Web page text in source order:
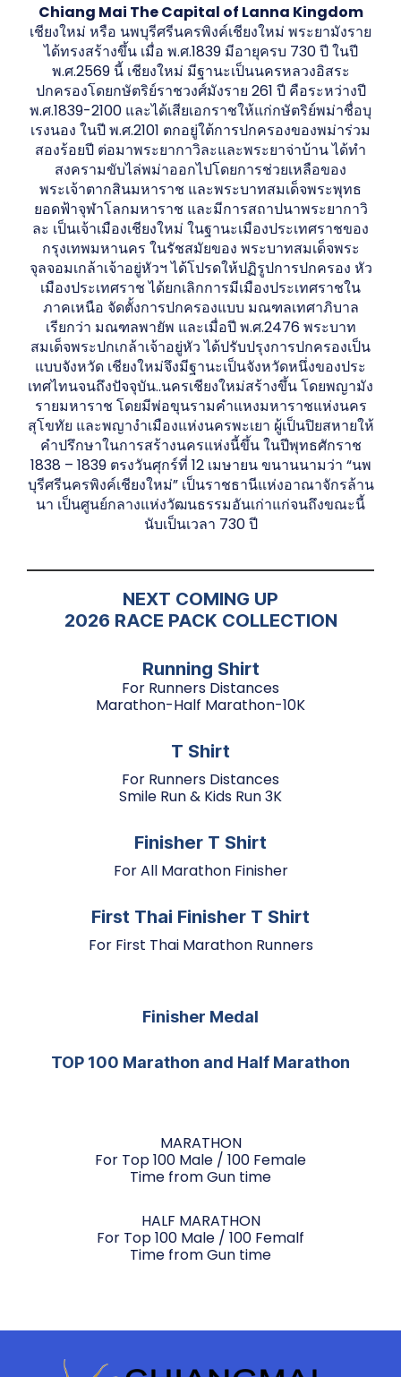
Chiang Mai The Capital of Lanna Kingdom
เชียงใหม่ หรือ นพบุรีศรีนครพิงค์เชียงใหม่ พระยามังราย
ได้ทรงสร้างขึ้น เมื่อ พ.ศ.1839 มีอายุครบ 730 ปี ในปี
พ.ศ.2569 นี้ เชียงใหม่ มีฐานะเป็นนครหลวงอิสระ
ปกครองโดยกษัตริย์ราชวงศ์มังราย 261 ปี คือระหว่างปี
พ.ศ.1839-2100 และได้เสียเอกราชให้แก่กษัตริย์พม่าชื่อบุ
เรงนอง ในปี พ.ศ.2101 ตกอยู่ใต้การปกครองของพม่าร่วม
สองร้อยปี ต่อมาพระยากาวิละและพระยาจ่าบ้าน ได้ทำ
สงครามขับไล่พม่าออกไปโดยการช่วยเหลือของ
พระเจ้าตากสินมหาราช และพระบาทสมเด็จพระพุทธ
ยอดฟ้าจุฬาโลกมหาราช และมีการสถาปนาพระยากาวิ
ละ เป็นเจ้าเมืองเชียงใหม่ ในฐานะเมืองประเทศราชของ
กรุงเทพมหานคร ในรัชสมัยของ พระบาทสมเด็จพระ
จุลจอมเกล้าเจ้าอยู่หัวฯ ได้โปรดให้ปฏิรูปการปกครอง หัว
เมืองประเทศราช ได้ยกเลิกการมีเมืองประเทศราชใน
ภาคเหนือ จัดตั้งการปกครองแบบ มณฑลเทศาภิบาล
เรียกว่า มณฑลพายัพ และเมื่อปี พ.ศ.2476 พระบาท
สมเด็จพระปกเกล้าเจ้าอยู่หัว ได้ปรับปรุงการปกครองเป็น
แบบจังหวัด เชียงใหม่จึงมีฐานะเป็นจังหวัดหนึ่งของประ
เทศไทนจนถึงปัจจุบัน..นครเชียงใหม่สร้างขึ้น โดยพญามัง
รายมหาราช โดยมีพ่อขุนรามคำแหงมหาราชแห่งนคร
สุโขทัย และพญางำเมืองแห่งนครพะเยา ผู้เป็นปิยสหายให้
คำปรึกษาในการสร้างนครแห่งนี้ขึ้น ในปีพุทธศักราช
1838 – 1839 ตรงวันศุกร์ที่ 12 เมษายน ขนานนามว่า “นพ
บุรีศรีนครพิงค์เชียงใหม่” เป็นราชธานีแห่งอาณาจักรล้าน
นา เป็นศูนย์กลางแห่งวัฒนธรรมอันเก่าแก่จนถึงขณะนี้
นับเป็นเวลา 730 ปี
NEXT COMING UP
2026 RACE PACK COLLECTION
Running Shirt
For Runners Distances
Marathon-Half Marathon-10K
T Shirt
For Runners Distances
Smile Run & Kids Run 3K
Finisher T Shirt
For All Marathon Finisher
First Thai Finisher T Shirt
For First Thai Marathon Runners
Finisher Medal
TOP 100 Marathon and Half Marathon
MARATHON
For Top 100 Male / 100 Female
Time from Gun time
HALF MARATHON
For Top 100 Male / 100 Femalf
Time from Gun time